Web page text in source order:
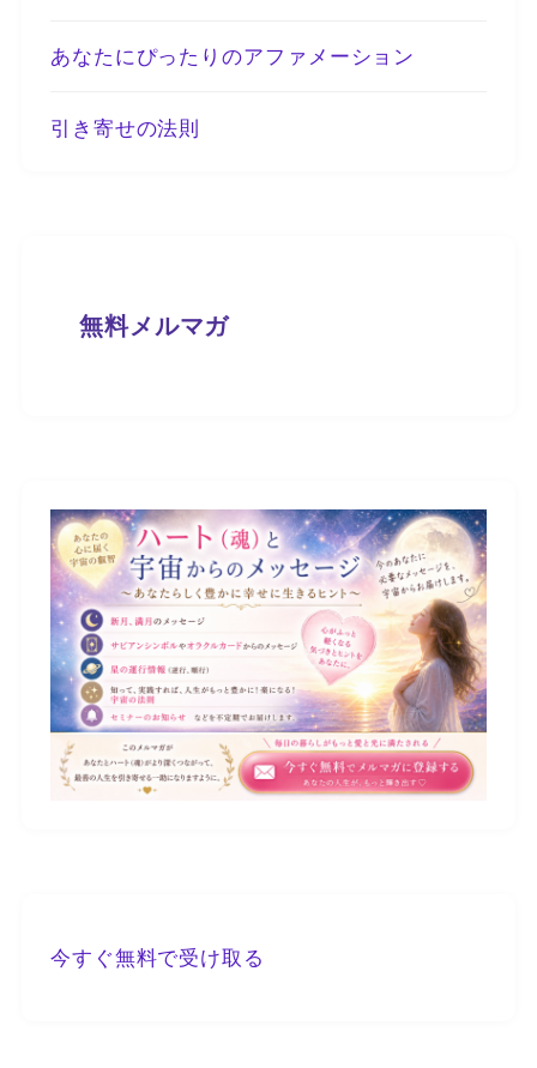
あなたにぴったりのアファメーション
引き寄せの法則
無料メルマガ
今すぐ無料で受け取る